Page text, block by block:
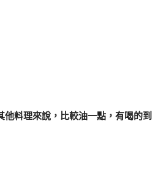
他料理來說，比較油一點，有喝的到